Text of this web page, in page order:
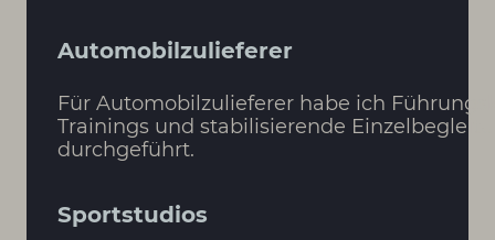
Automobilzulieferer
Für Automobilzulieferer habe ich
Trainings und stabilisierende
durchgeführt.
Sportstudios